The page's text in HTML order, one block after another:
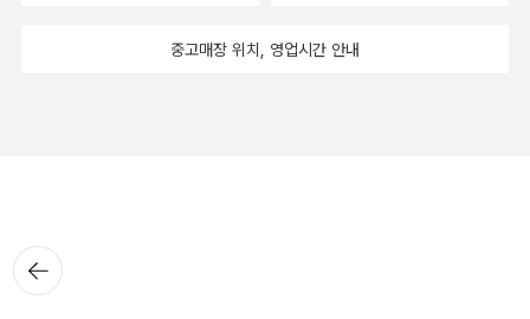
뒤로가
기
중고매장 위치, 영업시간 안내